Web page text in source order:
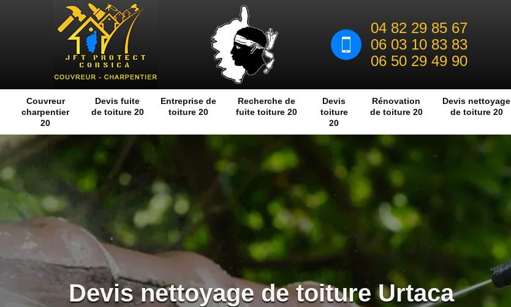
04 82 29 85 67
06 03 10 83 83
06 50 29 49 90
Couvreur
charpentier
20
Devis fuite
de toiture 20
Entreprise de
toiture 20
Recherche de
fuite toiture 20
Devis
toiture
20
Rénovation
de toiture 20
Devis nettoyage
de toiture 20
Devis nettoyage de toiture Urtaca